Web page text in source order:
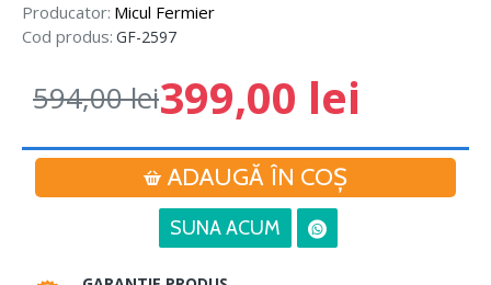
Producator: Micul Fermier
Cod produs: GF-2597
399,00 lei
594,00 lei
ADAUGĂ ÎN COŞ
SUNA ACUM